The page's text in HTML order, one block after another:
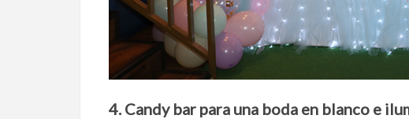
4. Candy bar para una boda en blanco e